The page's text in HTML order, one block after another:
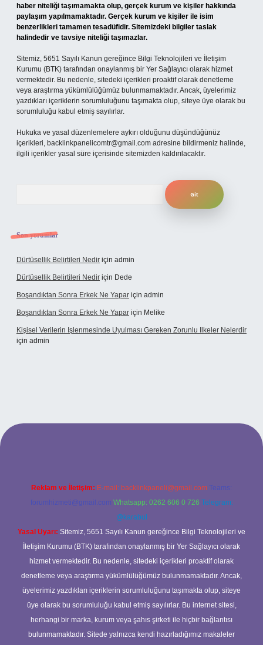
haber niteliği taşımamakta olup, gerçek kurum ve kişiler hakkında
paylaşım yapılmamaktadır. Gerçek kurum ve kişiler ile isim
benzerlikleri tamamen tesadüfidir. Sitemizdeki bilgiler taslak
halindedir ve tavsiye niteliği taşımazlar.
Sitemiz, 5651 Sayılı Kanun gereğince Bilgi Teknolojileri ve İletişim
Kurumu (BTK) tarafından onaylanmış bir Yer Sağlayıcı olarak hizmet
vermektedir. Bu nedenle, sitedeki içerikleri proaktif olarak denetleme
veya araştırma yükümlülüğümüz bulunmamaktadır. Ancak, üyelerimiz
yazdıkları içeriklerin sorumluluğunu taşımakta olup, siteye üye olarak bu
sorumluluğu kabul etmiş sayılırlar.
Hukuka ve yasal düzenlemelere aykırı olduğunu düşündüğünüz
içerikleri, backlinkpanelicomtr@gmail.com adresine bildirmeniz halinde,
ilgili içerikler yasal süre içerisinde sitemizden kaldırılacaktır.
Son yorumlar
Dürtüsellik Belirtileri Nedir için admin
Dürtüsellik Belirtileri Nedir için Dede
Boşandıktan Sonra Erkek Ne Yapar için admin
Boşandıktan Sonra Erkek Ne Yapar için Melike
Kişisel Verilerin Işlenmesinde Uyulması Gereken Zorunlu Ilkeler Nelerdir
için admin
Reklam ve İletişim: E-mail: backlinkpaneli@gmail.com Teams:
forumhizmeti@gmail.com Whatsapp: 0262 606 0 726 Telegram:
@karabul
Yasal Uyarı: Sitemiz, 5651 Sayılı Kanun gereğince Bilgi Teknolojileri ve
İletişim Kurumu (BTK) tarafından onaylanmış bir Yer Sağlayıcı olarak
hizmet vermektedir. Bu nedenle, sitedeki içerikleri proaktif olarak
denetleme veya araştırma yükümlülüğümüz bulunmamaktadır. Ancak,
üyelerimiz yazdıkları içeriklerin sorumluluğunu taşımakta olup, siteye
üye olarak bu sorumluluğu kabul etmiş sayılırlar. Bu internet sitesi,
herhangi bir marka, kurum veya şahıs şirketi ile hiçbir bağlantısı
bulunmamaktadır. Sitede yalnızca kendi hazırladığımız makaleler